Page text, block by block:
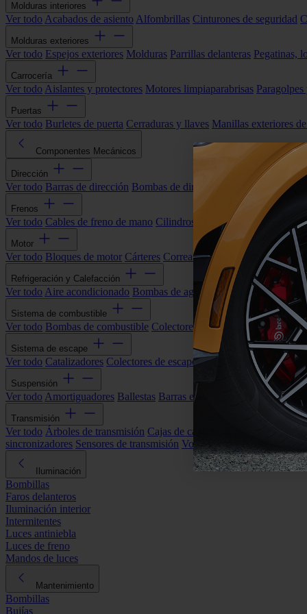
Molduras interiores
Ver todo Acabados de asiento Alfombrillas Cinturones de seguridad
Molduras exteriores
Ver todo Espejos exteriores Molduras Parrillas delanteras Pegatinas,
Carrocería
Ver todo Aislantes y protectores Motores limpiaparabrisas
Puertas
Ver todo Burletes de puerta Cerraduras y llaves Manillas exteriores
Componentes Mecánicos
Dirección
Ver todo Barras de dirección Bombas de dirección asistida
Frenos
Ver todo Cables de freno de mano Cilindros de freno Componentes
Motor
Ver todo Bloques de motor Cárteres Correas alternador Correas y
Refrigeración y Calefacción
Ver todo Aire acondicionado Bombas de agua Electroventiladores
Sistema de combustible
Ver todo Bombas de combustible Colectores de admisión Filtros de
Sistema de escape
Ver todo Catalizadores Colectores de escape Filtros de partículas
Suspensión
Ver todo Amortiguadores Ballestas Barras estabilizadoras Bieletas y
Transmisión
Ver todo Árboles de transmisión Cajas de cambios automáticas
sincronizadores Sensores de transmisión Volantes de motor
Iluminación
Bombillas
Faros delanteros
Iluminación interior
Intermitentes
Luces antiniebla
Luces de freno
Mandos de luces
Mantenimiento
Bombillas
Bujías